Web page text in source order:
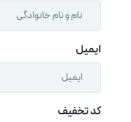
ایمیل
کد تخفیف